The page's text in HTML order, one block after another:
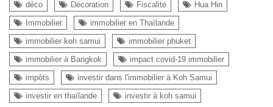
déco
Décoration Fiscalité
Hua Hin
Immobilier
immobilier en Thaïlande
immobilier koh samui
immobilier phuket
immobilier à Bangkok
impact covid-19 immobilier
impôts
investir dans l'immobilier à Koh Samui
investir en thaïlande
investir à koh samui